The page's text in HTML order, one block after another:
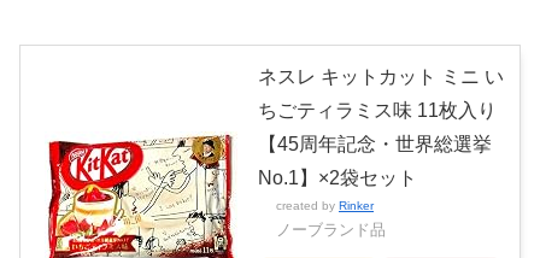
ネスレ キットカット ミニ い
ちごティラミス味 11枚入り
【45周年記念・世界総選挙
No.1】×2袋セット
created by Rinker
ノーブランド品